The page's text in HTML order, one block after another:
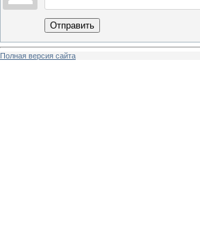
Отправить
Полная версия сайта